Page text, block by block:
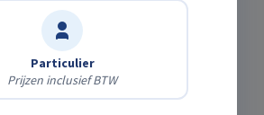
& halen het — kies je adres en zie
kosten.
Particulier
Prijzen inclusief BTW